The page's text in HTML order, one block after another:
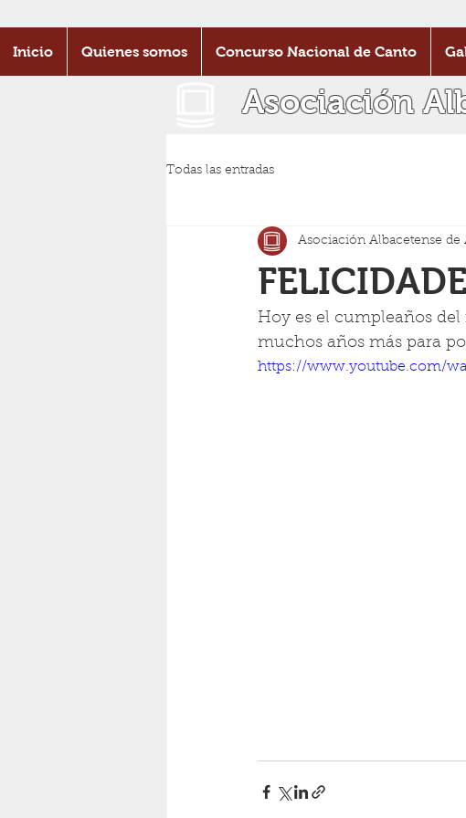
Concurso Nacional de Canto
Quienes somos
Inicio
Asociación
Todas las entradas
Asociación Albacetense de
Hoy es el cumpleaños
muchos años más para
https://www.youtube.com/